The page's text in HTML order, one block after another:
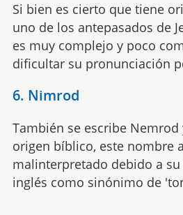
Si bien es cierto que tiene
uno de los antepasados de
es muy complejo y poco
dificultar su pronunciación
6. Nimrod
También se escribe Nemrod
origen bíblico, este nombre
malinterpretado debido a
inglés como sinónimo de